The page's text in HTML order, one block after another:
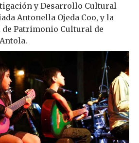
y Desarrollo Cultural
Antonella Ojeda Coo, y la
Patrimonio Cultural de